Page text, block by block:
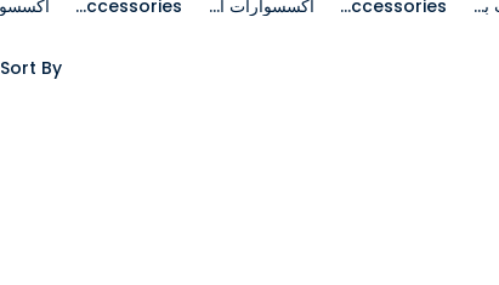
اكسسوارات بلاي ستيشن 4 XBOX Series X Accessories اكسسوارات اكس بوكس ون Mobile Accessories
Sort By :